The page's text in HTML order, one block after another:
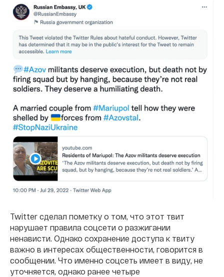
Twitter сделал пометку о том, что этот твит
нарушает правила соцсети о разжигании
ненависти. Однако сохранение доступа к твиту
важно в интересах общественности, говорится в
сообщении. Что именно соцсеть имеет в виду, не
уточняется, однако ранее четыре